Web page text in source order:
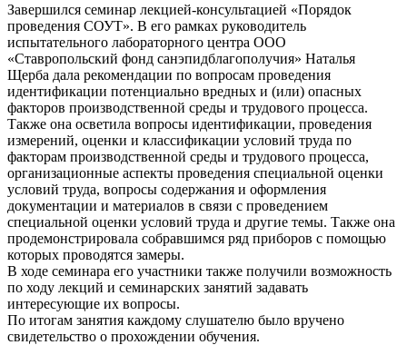
Завершился семинар лекцией-консультацией «Порядок
проведения СОУТ». В его рамках руководитель
испытательного лабораторного центра ООО
«Ставропольский фонд санэпидблагополучия» Наталья
Щерба дала рекомендации по вопросам проведения
идентификации потенциально вредных и (или) опасных
факторов производственной среды и трудового процесса.
Также она осветила вопросы идентификации, проведения
измерений, оценки и классификации условий труда по
факторам производственной среды и трудового процесса,
организационные аспекты проведения специальной оценки
условий труда, вопросы содержания и оформления
документации и материалов в связи с проведением
специальной оценки условий труда и другие темы. Также она
продемонстрировала собравшимся ряд приборов с помощью
которых проводятся замеры.
В ходе семинара его участники также получили возможность
по ходу лекций и семинарских занятий задавать
интересующие их вопросы.
По итогам занятия каждому слушателю было вручено
свидетельство о прохождении обучения.